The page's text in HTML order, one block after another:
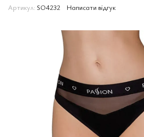
Артикул: SO4232 Написати відгук